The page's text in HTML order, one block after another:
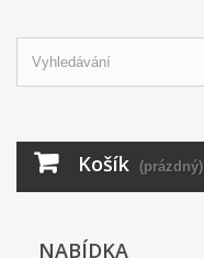
Košík (prázdný)
NABÍDKA